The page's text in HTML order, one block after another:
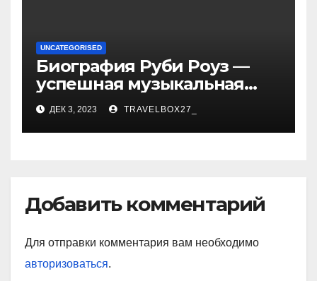
UNCATEGORISED
Биография Руби Роуз —
успешная музыкальная
карьера, личная жизнь и
знаковые достижения
ДЕК 3, 2023 TRAVELBOX27_
Добавить комментарий
Для отправки комментария вам необходимо
авторизоваться.